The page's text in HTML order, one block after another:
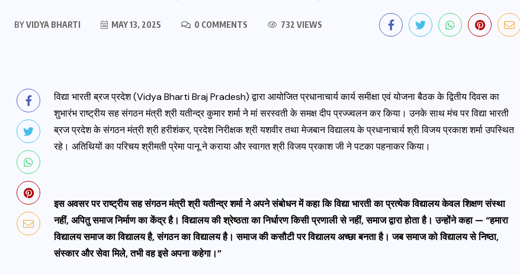
BYVIDYA BHARTI MAY 13, 2025 0 COMMENTS 732 VIEWS
विद्या भारती ब्रज प्रदेश (Vidya Bharti Braj Pradesh) द्वारा आयोजित प्रधानाचार्य कार्य समीक्षा एवं योजना बैठक के द्वितीय दिवस का
शुभारंभ राष्ट्रीय सह संगठन मंत्री श्री यतीन्द्र कुमार शर्मा ने मां सरस्वती के समक्ष दीप प्रज्ज्वलन कर किया। उनके साथ मंच पर विद्या भारती
ब्रज प्रदेश के संगठन मंत्री श्री हरीशंकर, प्रदेश निरीक्षक श्री यशवीर तथा मेजबान विद्यालय के प्रधानाचार्य श्री विजय प्रकाश शर्मा उपस्थित
रहे। अतिथियों का परिचय श्रीमती प्रेमा पानू ने कराया और स्वागत श्री विजय प्रकाश जी ने पटका पहनाकर किया।
इस अवसर पर राष्ट्रीय सह संगठन मंत्री श्री यतीन्द्र शर्मा ने अपने संबोधन में कहा कि विद्या भारती का प्रत्येक विद्यालय केवल शिक्षण संस्था
नहीं, अपितु समाज निर्माण का केंद्र है। विद्यालय की श्रेष्ठता का निर्धारण किसी प्रणाली से नहीं, समाज द्वारा होता है। उन्होंने कहा — “हमारा
विद्यालय समाज का विद्यालय है, संगठन का विद्यालय है। समाज की कसौटी पर विद्यालय अच्छा बनता है। जब समाज को विद्यालय से निष्ठा,
संस्कार और सेवा मिले, तभी वह इसे अपना कहेगा।”